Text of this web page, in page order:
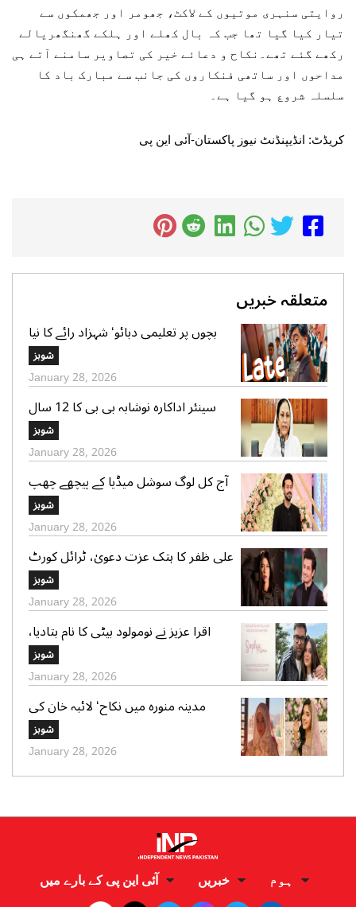
روایتی سنہری موتیوں کے لاکٹ، جھومر اور جھمکوں سے
تیار کیا گیا تھا جب کہ بال کھلے اور ہلکے گھنگھریالے
رکھے گئے تھے۔نکاح و دعائے خیر کی تصاویر سامنے آتے ہی
مداحوں اور ساتھی فنکاروں کی جانب سے مبارک باد کا
سلسلہ شروع ہو گیا ہے۔
کریڈٹ: انڈیپنڈنٹ نیوز پاکستان-آئی این پی
متعلقہ خبریں
بچوں پر تعلیمی دبائو‘ شہزاد رائے کا نیا
گانا سوشل میڈیا پر وائرل
شوبز
January 28, 2026
سینئر اداکارہ نوشابہ بی بی کا 12 سال
کی عمر میں شادی ہونے کا اعتراف
شوبز
January 28, 2026
آج کل لوگ سوشل میڈیا کے پیچھے چھپ
کر ایک دوسرے پر کیچڑ اچھالتے ہیں‘ علی
عباس
شوبز
January 28, 2026
علی ظفر کا ہتک عزت دعویٰ، ٹرائل کورٹ
شوبز
January 28, 2026
اقرا عزیز نے نومولود بیٹی کا نام بتادیا،
مداحوں کی مبارکباد
شوبز
January 28, 2026
مدینہ منورہ میں نکاح‘ لائبہ خان کی
دعائے خیر کی تصاویر بھی وائرل
شوبز
January 28, 2026
ہوم خبریں آئی این پی کے بارے میں